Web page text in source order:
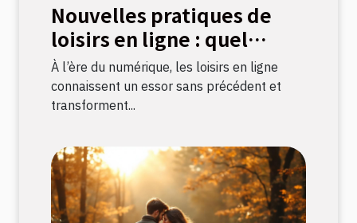
Nouvelles pratiques de
loisirs en ligne : quel
impact sur la culture
française ?
À l’ère du numérique, les loisirs en ligne
connaissent un essor sans précédent et
transforment...